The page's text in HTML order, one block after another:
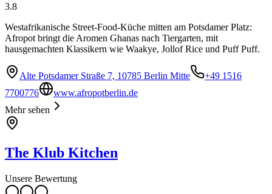
3.8
Westafrikanische Street-Food-Küche mitten am Potsdamer Platz:
Afropot bringt die Aromen Ghanas nach Tiergarten, mit
hausgemachten Klassikern wie Waakye, Jollof Rice und Puff Puff.
Alte Potsdamer Straße 7, 10785 Berlin Mitte
+49 1516
7700776
www.afropotberlin.de
Mehr sehen
The Klub Kitchen
Unsere Bewertung